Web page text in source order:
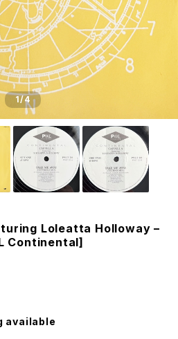
1/4
Loleatta Holloway –
Continental]
available